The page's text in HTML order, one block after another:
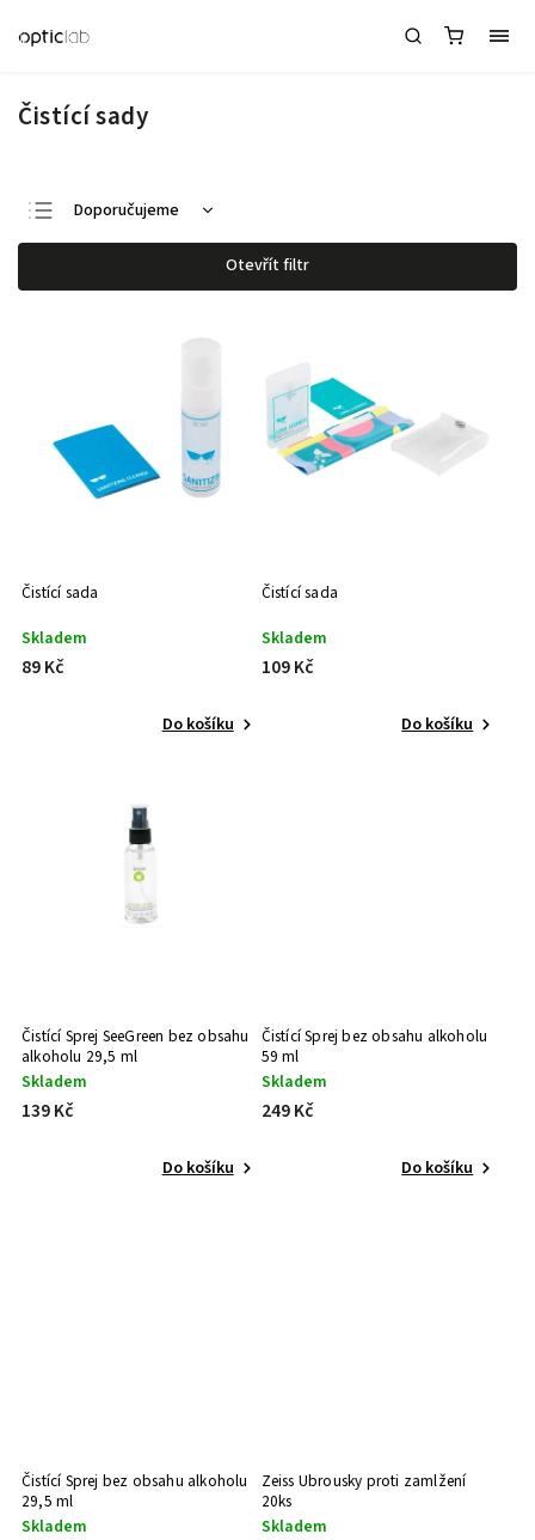
Čistící sady
Doporučujeme
Nejlevnější
Nejdražší
Otevřít filtr
Čistící sada
Skladem
89 Kč
Do košíku
Čistící sada
Skladem
109 Kč
Do košíku
Čistící Sprej SeeGreen bez obsahu
alkoholu 29,5 ml
Skladem
139 Kč
Do košíku
Čistící Sprej bez obsahu alkoholu
59 ml
Skladem
249 Kč
Do košíku
Čistící Sprej bez obsahu alkoholu
29,5 ml
Skladem
Zeiss Ubrousky proti zamlžení
20ks
Skladem